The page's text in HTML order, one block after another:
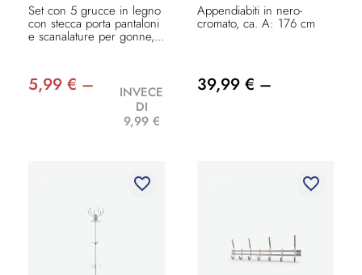
Set con 5 grucce in legno
con stecca porta pantaloni
e scanalature per gonne,...
5,99 € –
INVECE
DI
9,99 €
Appendiabiti in nero-
cromato, ca. A: 176 cm
39,99 € –
favorite_border favorite_border